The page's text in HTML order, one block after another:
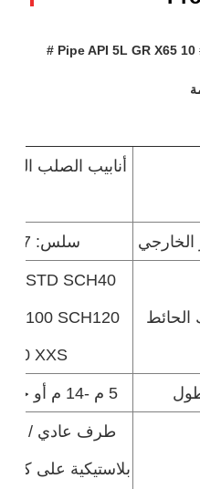
الشركة المصنعة الصينية Pipe API 5L GR X65 10 # 20 # 45 #
أنابيب الصلب
الخارجي سلس: 17-914 مم 3/8 "-36"
STD SCH40
SCH120
XXS
5 م -14 م أو حسب طلب الزبون الفعلي
طرف عادي /
بلاستيكية على